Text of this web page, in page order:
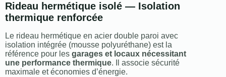
Rideau hermétique isolé — Isolation
thermique renforcée
Le rideau hermétique en acier double paroi avec
isolation intégrée (mousse polyuréthane) est la
référence pour les garages et locaux nécessitant
une performance thermique. Il associe sécurité
maximale et économies d’énergie.